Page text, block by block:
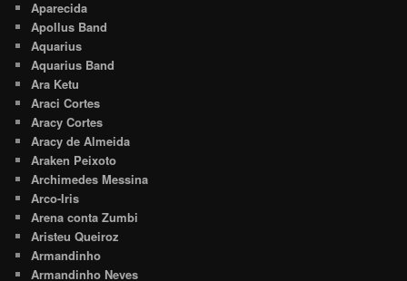
Aparecida
Apollus Band
Aquarius
Aquarius Band
Ara Ketu
Araci Cortes
Aracy Cortes
Aracy de Almeida
Araken Peixoto
Archimedes Messina
Arco-Iris
Arena conta Zumbi
Aristeu Queiroz
Armandinho
Armandinho Neves